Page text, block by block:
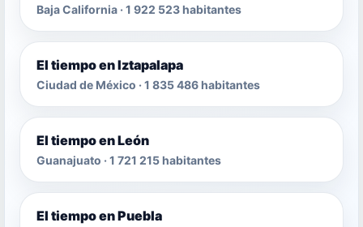
Baja California · 1 922 523 habitantes
El tiempo en Iztapalapa
Ciudad de México · 1 835 486 habitantes
El tiempo en León
Guanajuato · 1 721 215 habitantes
El tiempo en Puebla